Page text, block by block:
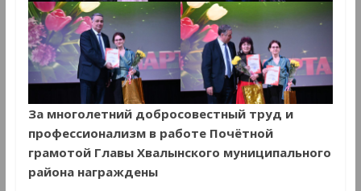
За многолетний добросовестный труд и
профессионализм в работе Почётной
грамотой Главы Хвалынского муниципального
района награждены